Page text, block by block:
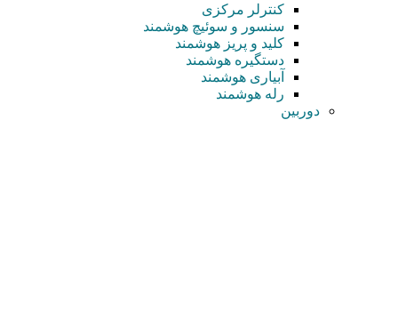
کنترلر مرکزی
سنسور و سوئیچ هوشمند
کلید و پریز هوشمند
دستگیره هوشمند
آبیاری هوشمند
رله هوشمند
دوربین